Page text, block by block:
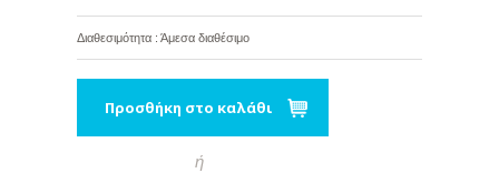
Διαθεσιμότητα : Άμεσα διαθέσιμο
Προσθήκη στο καλάθι
ή